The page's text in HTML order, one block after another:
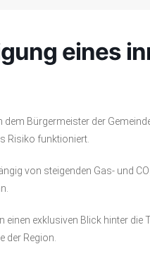
eines
Bürgermeister der
Risiko funktioniert.
von steigenden Gas- und
einen exklusiven Blick hinter
der Region.